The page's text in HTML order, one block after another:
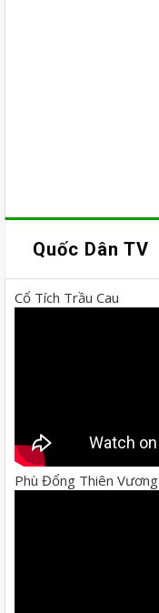
Quốc Dân TV
Cổ Tích Trầu Cau
Phù Đổng Thiên Vương